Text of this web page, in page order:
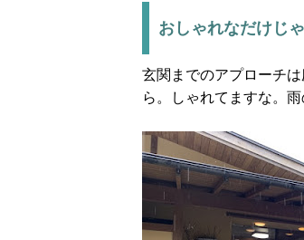
おしゃれなだけじ
玄関までのアプローチ
ら。しゃれてますな。